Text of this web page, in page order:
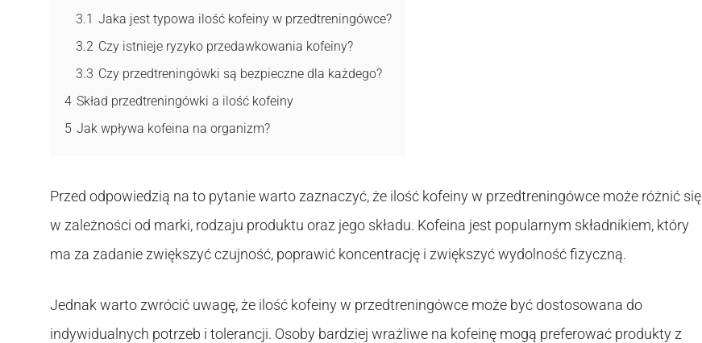
3.1 Jaka jest typowa ilość kofeiny w przedtreningówce?
3.2 Czy istnieje ryzyko przedawkowania kofeiny?
3.3 Czy przedtreningówki są bezpieczne dla każdego?
4 Skład przedtreningówki a ilość kofeiny
5 Jak wpływa kofeina na organizm?
Przed odpowiedzią na to pytanie warto zaznaczyć, że ilość kofeiny w przedtreningówce może różnić się
w zależności od marki, rodzaju produktu oraz jego składu. Kofeina jest popularnym składnikiem, który
ma za zadanie zwiększyć czujność, poprawić koncentrację i zwiększyć wydolność fizyczną.
Jednak warto zwrócić uwagę, że ilość kofeiny w przedtreningówce może być dostosowana do
indywidualnych potrzeb i tolerancji. Osoby bardziej wrażliwe na kofeinę mogą preferować produkty z